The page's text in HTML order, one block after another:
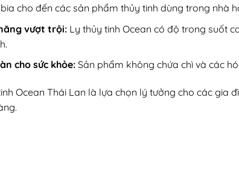
cho đến các sản phẩm thủy tinh dùng trong nhà
vượt trội:Ly thủy tinh Ocean có độ trong suốt
cho sức khỏe: Sản phẩm không chứa chì và các
Ocean Thái Lan là lựa chọn lý tưởng cho các gia